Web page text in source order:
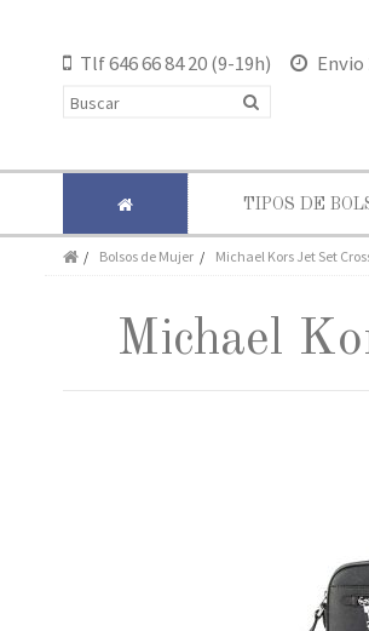
Tlf646 66 84 20(9-19h) Envio
TIPOS DE
Bolsos de Mujer Michael Kors Jet Set
Michael